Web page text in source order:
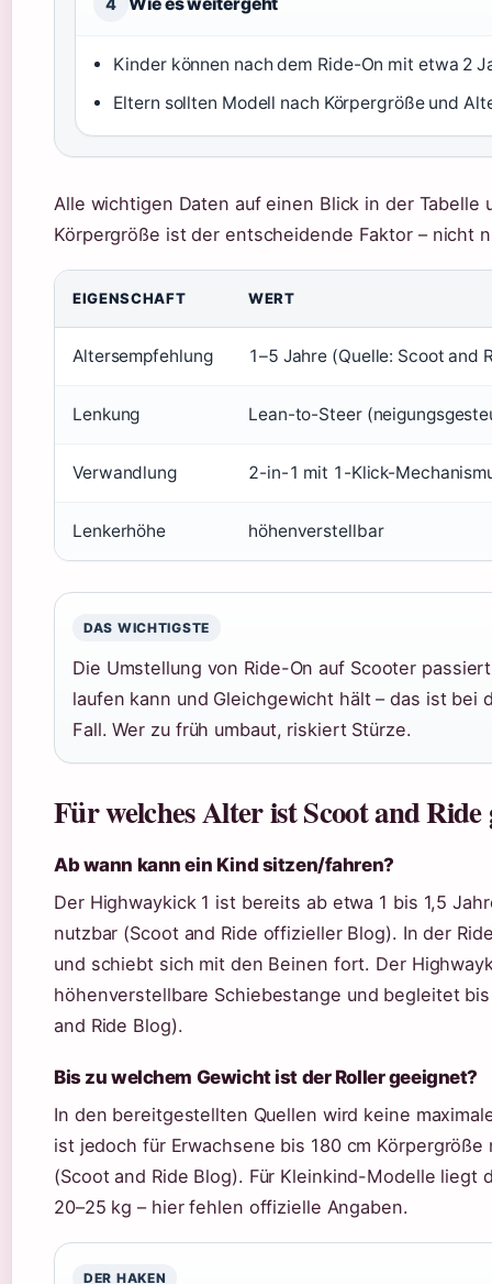
4
Kinder können nach dem Ride-On mit etwa 2
Eltern sollten Modell nach Körpergröße und
Alle wichtigen Daten auf einen Blick in der
Körpergröße ist der entscheidende Faktor – nicht
EIGENSCHAFT WERT
Altersempfehlung 1–5 Jahre (Quelle: Scoot and
Lenkung Lean-to-Steer
Verwandlung 2-in-1 mit 1-Klick-
Lenkerhöhe höhenverstellbar
DAS WICHTIGSTE
Die Umstellung von Ride-On auf Scooter
laufen kann und Gleichgewicht hält – das ist
Fall. Wer zu früh umbaut, riskiert Stürze.
Für welches Alter ist Scoot and Ride
Ab wann kann ein Kind sitzen/fahren?
Der Highwaykick 1 ist bereits ab etwa 1 bis 1,5
nutzbar (Scoot and Ride offizieller Blog). In der
und schiebt sich mit den Beinen fort. Der
höhenverstellbare Schiebestange und begleitet
and Ride Blog).
Bis zu welchem Gewicht ist der Roller geeignet?
In den bereitgestellten Quellen wird keine
ist jedoch für Erwachsene bis 180 cm
(Scoot and Ride Blog). Für Kleinkind-Modelle liegt
20–25 kg – hier fehlen offizielle Angaben.
DER HAKEN